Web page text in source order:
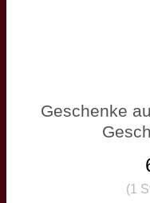
Geschenke
(1